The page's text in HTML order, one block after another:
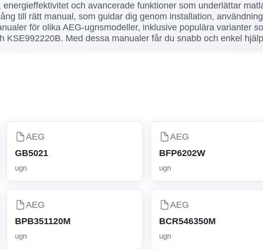
och avancerade funktioner som underlättar
till rätt manual, som guidar dig genom installation,
för olika AEG-ugnsmodeller, inklusive populära varianter
KSE992220B. Med dessa manualer får du snabb och enkel
AEG
GB5021
ugn
AEG
BFP6202W
ugn
AEG
BPB351120M
ugn
AEG
BCR546350M
ugn